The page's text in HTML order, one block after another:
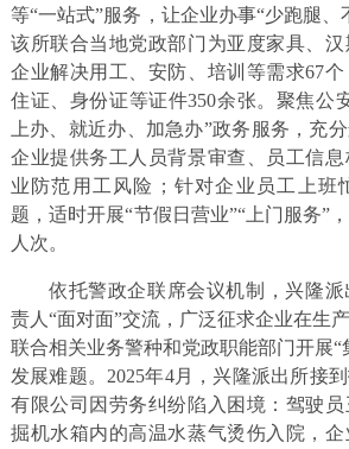
等“一站式”服务，让企业办事“少跑腿、
该所联合当地党政部门为亚度家具、
企业解决用工、安防、培训等需求67
住证、身份证等证件350余张。聚焦公
上办、就近办、加急办”政务服务，充
企业提供务工人员背景审查、员工信
业防范用工风险；针对企业员工上班
题，适时开展“节假日营业”“上门服务”
人次。
依托警政企联席会议机制，兴隆
责人“面对面”交流，广泛征求企业在生
联合相关业务警种和党政职能部门开展“
发展难题。2025年4月，兴隆派出所接
有限公司因劳务纠纷陷入困境：驾驶
掘机水箱内的高温水蒸气烫伤入院，